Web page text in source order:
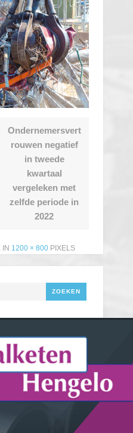
Ondernemersvert
rouwen negatief
in tweede
kwartaal
vergeleken met
zelfde periode in
2022
IN 1200 × 800 PIXELS